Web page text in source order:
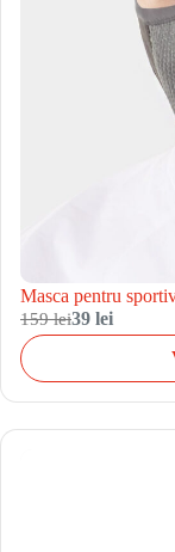
Masca pentru
159 lei39 lei